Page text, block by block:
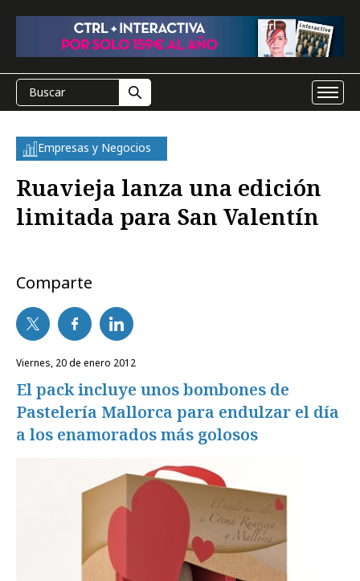
Empresas y Negocios
Ruavieja lanza una edición
limitada para San Valentín
Comparte
viernes, 20 de enero 2012
El pack incluye unos bombones de
Pastelería Mallorca para endulzar el día
a los enamorados más golosos